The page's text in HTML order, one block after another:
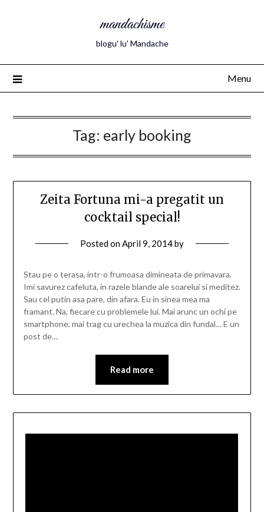
mandachisme
blogu' lu' Mandache
Menu
Tag: early booking
Zeita Fortuna mi-a pregatit un
cocktail special!
Posted onApril 9, 2014by
Stau pe o terasa, intr-o frumoasa dimineata de primavara.
Imi savurez cafeluta, in razele blande ale soarelui si meditez.
Sau cel putin asa pare, din afara. Eu in sinea mea ma
framant. Na, fiecare cu problemele lui. Mai arunc un ochi pe
smartphone, mai trag cu urechea la muzica din fundal… E un
post de…
Read more